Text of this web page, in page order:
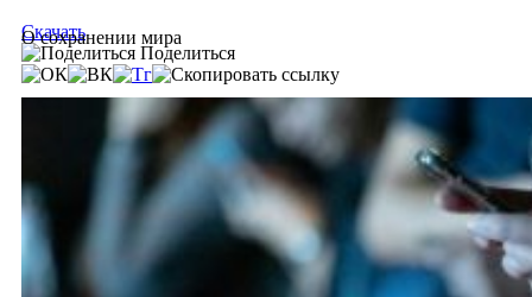
О сохранении мира
Скачать
Поделиться